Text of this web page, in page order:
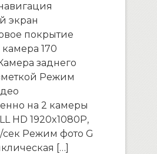
экран
покрытие
170
заднего
Режим
на 2 камеры
HD 1920x1080P,
Режим фото G
[…]